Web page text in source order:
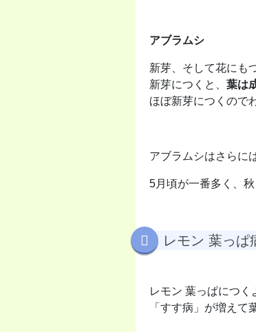
アブラムシ
新芽、そして花にも
新芽につくと、 葉は
ほぼ新芽につくので
アブラムシはさらに
5月頃が一番多く、秋
レモン 葉っぱ
レモン 葉っぱにつく
「すす病」が増えて